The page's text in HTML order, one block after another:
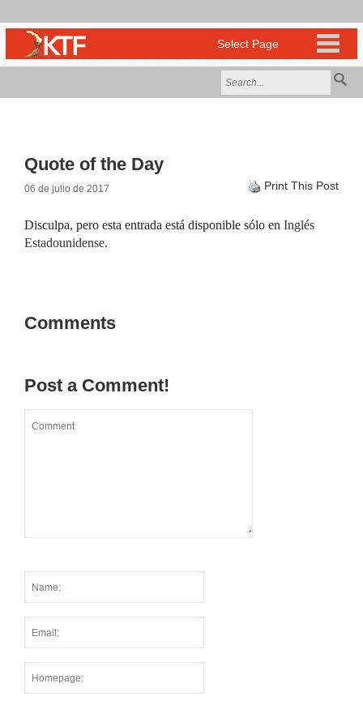
Quote of the Day
06 de julio de 2017 Print This Post
Disculpa, pero esta entrada está disponible sólo en Inglés
Estadounidense.
Comments
Post a Comment!